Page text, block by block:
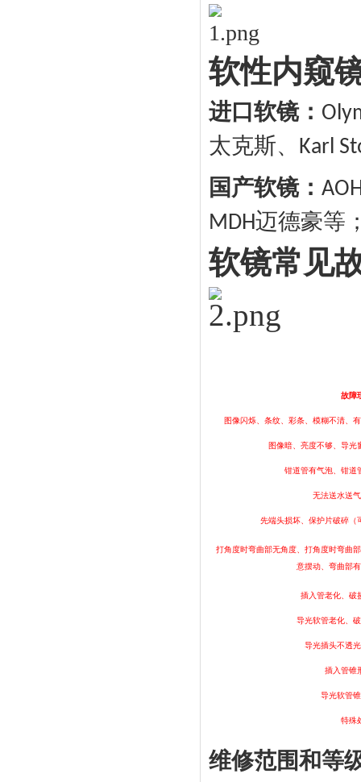
软性内窥
进口软镜：
太克斯、 Karl
国产软镜：
MDH迈德豪等
软镜常见
故障
图像闪烁、条纹、彩条、模糊不清、
图像暗、亮度不够、导光
钳道管有气泡、钳道
无法送水送
先端头损坏、保护片破碎（
打角度时弯曲部无角度、打角度时弯曲
意摆动、弯曲部
插入管老化、破
导光软管老化、
导光插头不透
插入管锥
导光软管
特殊
维修范围和等